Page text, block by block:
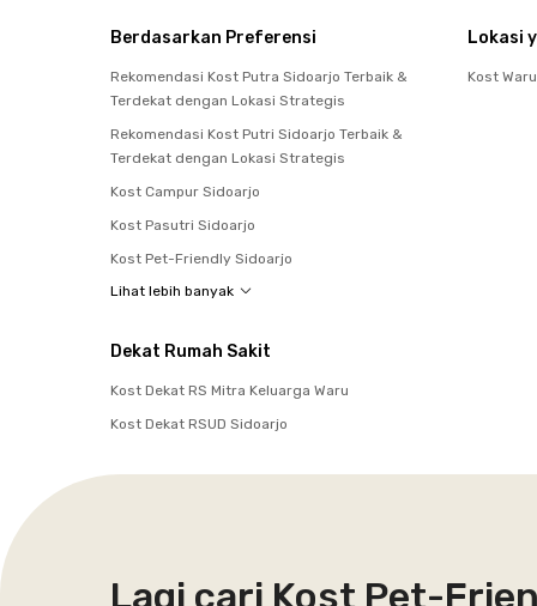
Berdasarkan Preferensi
Rekomendasi Kost Putra Sidoarjo Terbaik &
Terdekat dengan Lokasi Strategis
Rekomendasi Kost Putri Sidoarjo Terbaik &
Terdekat dengan Lokasi Strategis
Kost Campur Sidoarjo
Kost Pasutri Sidoarjo
Kost Pet-Friendly Sidoarjo
Lihat lebih banyak
Lokasi
Kost Waru
Dekat Rumah Sakit
Kost Dekat RS Mitra Keluarga Waru
Kost Dekat RSUD Sidoarjo
Lagi cari Kost Pet-